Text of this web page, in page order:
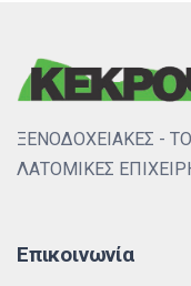
ΞΕΝΟΔΟΧΕΙΑΚΕΣ -
ΛΑΤΟΜΙΚΕΣ
Επικοινωνία